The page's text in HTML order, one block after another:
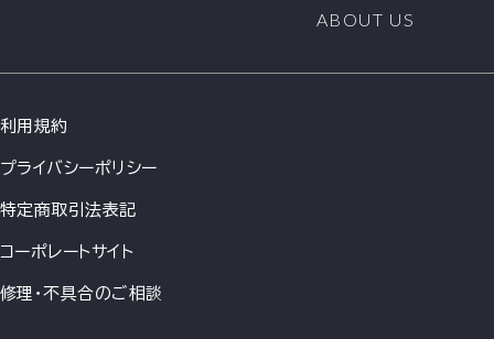
ABOUT US
利用規約
プライバシーポリシー
特定商取引法表記
コーポレートサイト
修理・不具合のご相談